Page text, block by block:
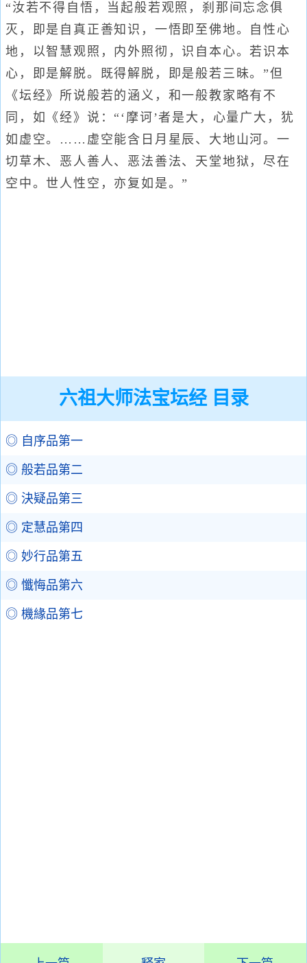
“汝若不得自悟，当起般若观照，刹那间忘念俱
灭，即是自真正善知识，一悟即至佛地。自性心
地，以智慧观照，内外照彻，识自本心。若识本
心，即是解脱。既得解脱，即是般若三昧。”但
《坛经》所说般若的涵义，和一般教家略有不
同，如《经》说：“‘摩诃’者是大，心量广大，犹
如虚空。……虚空能含日月星辰、大地山河。一
切草木、恶人善人、恶法善法、天堂地狱，尽在
空中。世人性空，亦复如是。”
六祖大师法宝坛经 目录
◎ 自序品第一
◎ 般若品第二
◎ 決疑品第三
◎ 定慧品第四
◎ 妙行品第五
◎ 懺悔品第六
◎ 機緣品第七